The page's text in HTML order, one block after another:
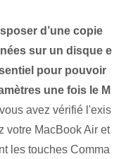
d’une copie
sur un disque e
pour pouvoir
une fois le M
avez vérifié l'exis
votre MacBook Air et
les touches Comma